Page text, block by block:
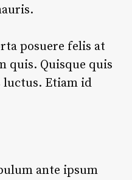
posuere felis at
quis. Quisque quis
luctus. Etiam id
ante ipsum